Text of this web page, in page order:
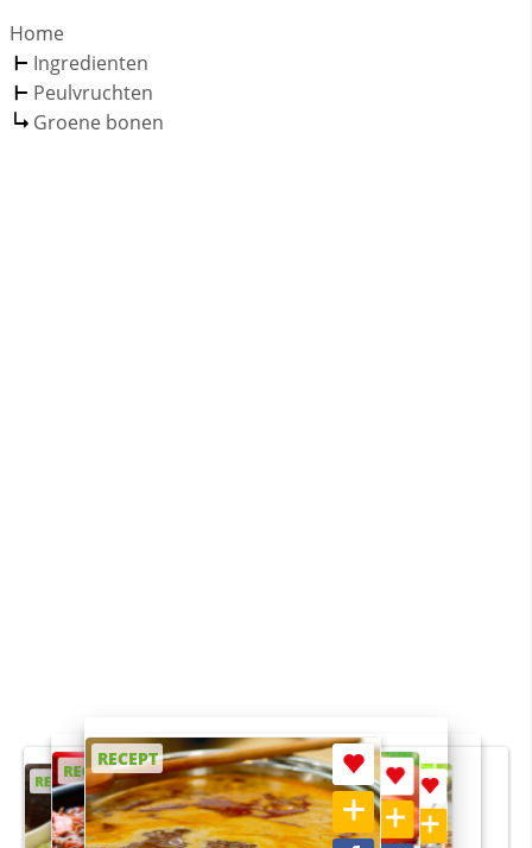
Home
Ingredienten
Peulvruchten
Groene bonen
RECEPT
RECEPT
RECEPT
RECEPT
RECEPT